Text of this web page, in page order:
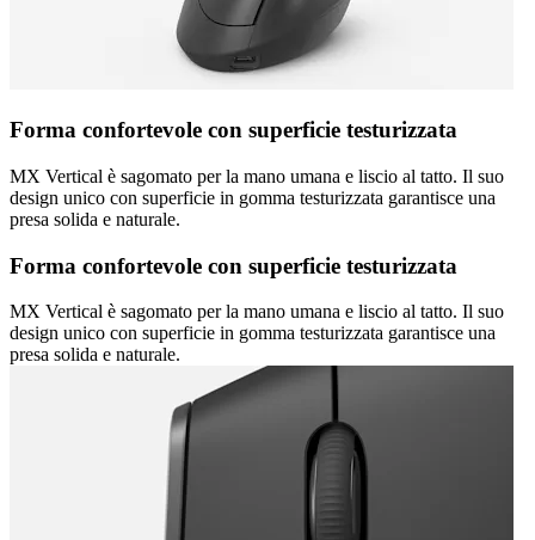
Forma confortevole con superficie testurizzata
MX Vertical è sagomato per la mano umana e liscio al tatto. Il suo
design unico con superficie in gomma testurizzata garantisce una
presa solida e naturale.
Forma confortevole con superficie testurizzata
MX Vertical è sagomato per la mano umana e liscio al tatto. Il suo
design unico con superficie in gomma testurizzata garantisce una
presa solida e naturale.